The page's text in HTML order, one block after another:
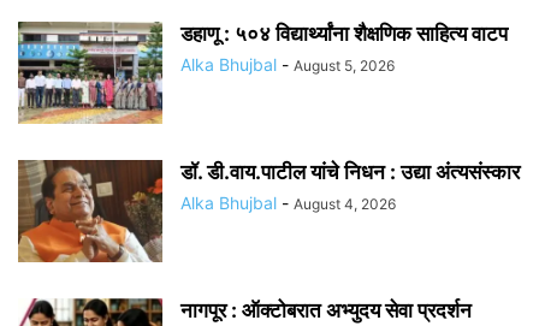
डहाणू : ५०४ विद्यार्थ्यांना शैक्षणिक साहित्य वाटप
Alka Bhujbal - August 5, 2026
डॉ. डी.वाय.पाटील यांचे निधन : उद्या अंत्यसंस्कार
Alka Bhujbal - August 4, 2026
नागपूर : ऑक्टोबरात अभ्युदय सेवा प्रदर्शन